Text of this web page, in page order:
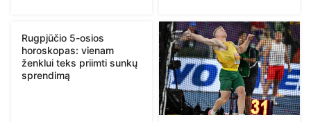
Rugpjūčio 5-osios
horoskopas: vienam
ženklui teks priimti sunkų
sprendimą